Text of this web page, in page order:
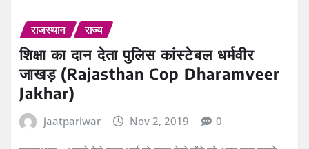
राजस्थान राज्य
शिक्षा का दान देता पुलिस कांस्टेबल धर्मवीर
जाखड़ (Rajasthan Cop Dharamveer
Jakhar)
jaatpariwar Nov 2, 2019 0